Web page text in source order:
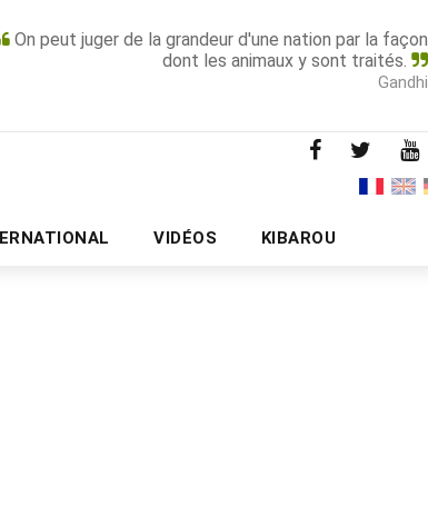
On peut juger de la grandeur d'une nation par la façon
dont les animaux y sont traités.
Gandhi
VIDÉOS KIBAROU